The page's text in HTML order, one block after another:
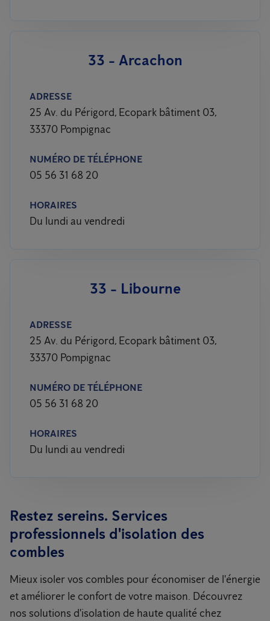
33 - Arcachon
ADRESSE
25 Av. du Périgord, Ecopark bâtiment 03,
33370 Pompignac
NUMÉRO DE TÉLÉPHONE
05 56 31 68 20
HORAIRES
Du lundi au vendredi
33 - Libourne
ADRESSE
25 Av. du Périgord, Ecopark bâtiment 03,
33370 Pompignac
NUMÉRO DE TÉLÉPHONE
05 56 31 68 20
HORAIRES
Du lundi au vendredi
Restez sereins. Services
professionnels d'isolation des
combles
Mieux isoler vos combles pour économiser de l'énergie
et améliorer le confort de votre maison. Découvrez
nos solutions d'isolation de haute qualité chez